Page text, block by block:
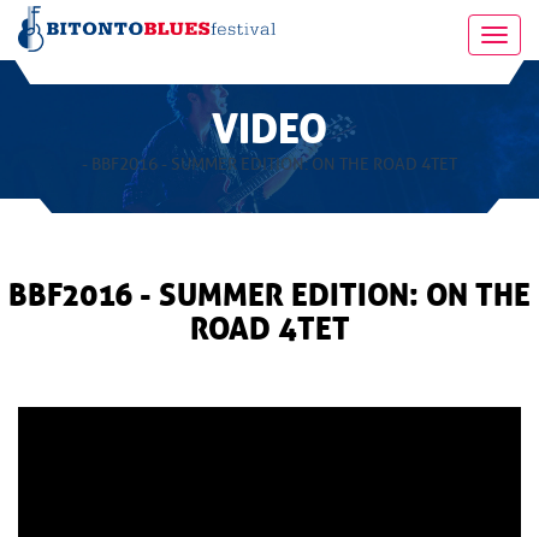
VIDEO
- BBF2016 - SUMMER EDITION: ON THE ROAD 4TET
BBF2016 - SUMMER EDITION: ON THE
ROAD 4TET